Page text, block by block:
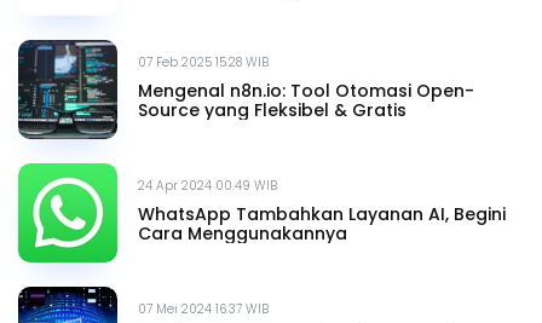
07 Feb 2025 15.28 WIB
Mengenal n8n.io: Tool Otomasi Open-
Source yang Fleksibel & Gratis
24 Apr 2024 00.49 WIB
WhatsApp Tambahkan Layanan AI, Begini
Cara Menggunakannya
07 Mei 2024 16.37 WIB